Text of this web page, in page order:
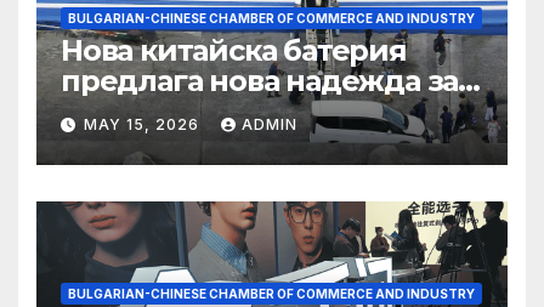
BULGARIAN-CHINESE CHAMBER OF COMMERCE AND INDUSTRY
Нова китайска батерия
предлага нова надежда за
съхранение на водород
MAY 15, 2026 ADMIN
BULGARIAN-CHINESE CHAMBER OF COMMERCE AND INDUSTRY